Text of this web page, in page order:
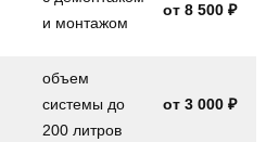
и монтажом
от 8 500 ₽
объем
системы до
200 литров
от 3 000 ₽